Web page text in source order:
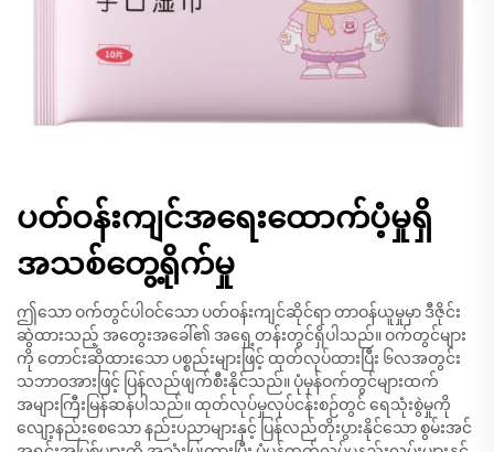
ပတ်ဝန်းကျင်အရေးထောက်ပံ့မှုရှိ
အသစ်တွေ့ရိုက်မှု
ဤသော ဝက်တွင်ပါဝင်သော ပတ်ဝန်းကျင်ဆိုင်ရာ တာဝန်ယူမှုမှာ ဒီဇိုင်း
ဆွဲထားသည့် အတွေးအခေါ်၏ အရှေ့တန်းတွင်ရှိပါသည်။ ဝက်တွင်များ
ကို တောင်းဆိုထားသော ပစ္စည်းများဖြင့် ထုတ်လုပ်ထားပြီး ၆လအတွင်း
သဘာဝအားဖြင့် ပြန်လည်ဖျက်စီးနိုင်သည်။ ပုံမှန်ဝက်တွင်များထက်
အများကြီးမြန်ဆန်ပါသည်။ ထုတ်လုပ်မှုလုပ်ငန်းစဉ်တွင် ရေသုံးစွဲမှုကို
လျော့နည်းစေသော နည်းပညာများနှင့် ပြန်လည်တိုးပွားနိုင်သော စွမ်းအင်